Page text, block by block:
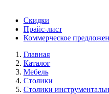
Скидки
Прайс-лист
Коммерческое
Главная
Каталог
Мебель
Столики
Столики